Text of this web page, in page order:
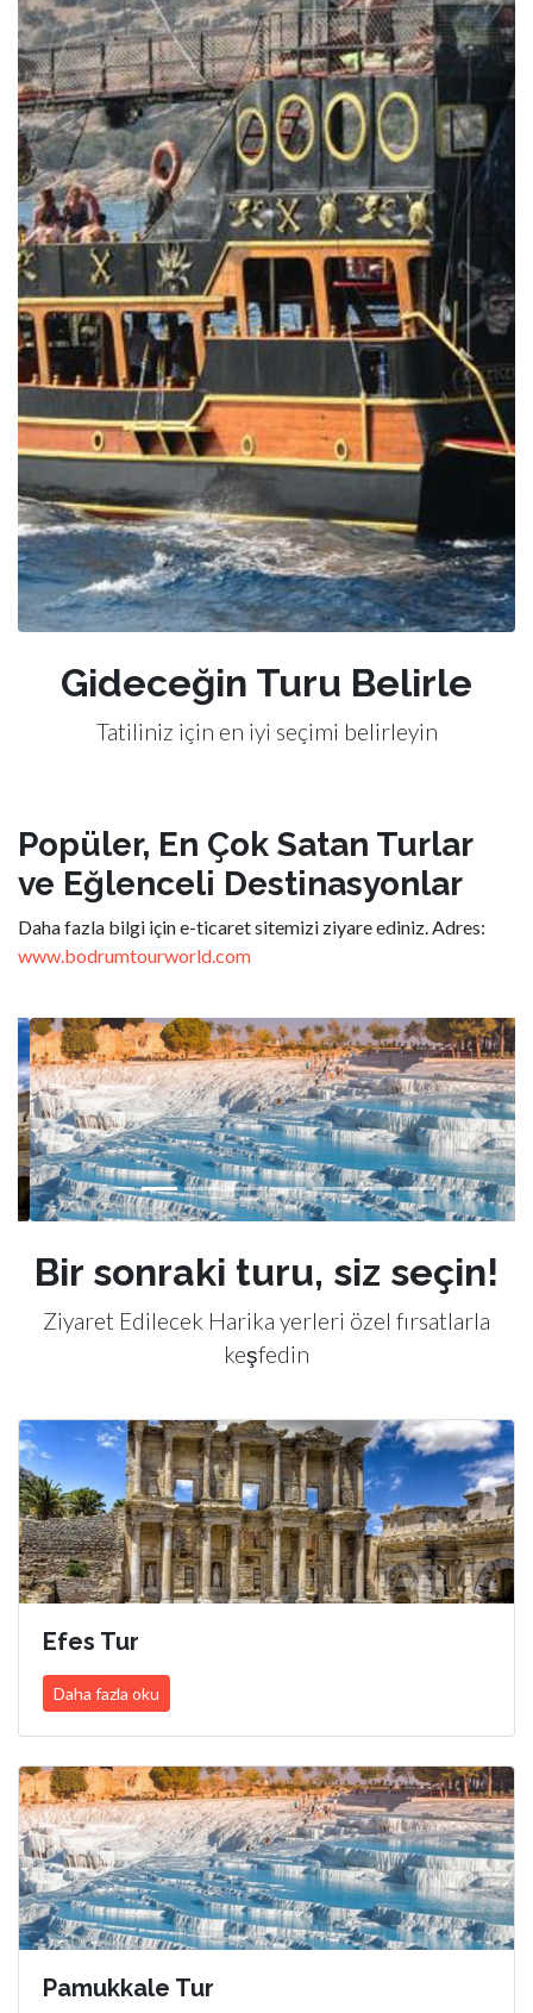
Gideceğin Turu Belirle
Tatiliniz için en iyi seçimi belirleyin
Popüler, En Çok Satan Turlar
ve Eğlenceli Destinasyonlar
Daha fazla bilgi için e-ticaret sitemizi ziyare ediniz. Adres:
www.bodrumtourworld.com
Previous Next
Bir sonraki turu, siz seçin!
Ziyaret Edilecek Harika yerleri özel fırsatlarla
keşfedin
Efes Tur
Daha fazla oku
Pamukkale Tur